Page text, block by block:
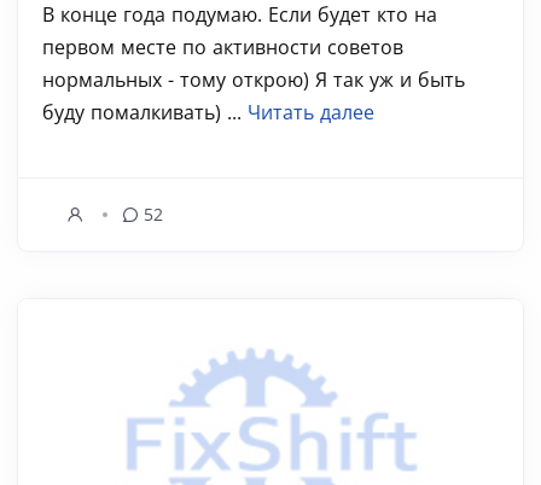
В конце года подумаю. Если будет кто на
первом месте по активности советов
нормальных - тому открою) Я так уж и быть
буду помалкивать) ... Читать далее
52